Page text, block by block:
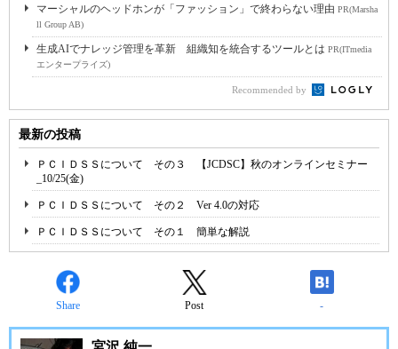
マーシャルのヘッドホンが「ファッション」で終わらない理由 PR(Marsha
ll Group AB)
生成AIでナレッジ管理を革新 組織知を統合するツールとは PR(ITmedia
エンタープライズ)
Recommended by
最新の投稿
ＰＣＩＤＳＳについて その３ 【JCDSC】秋のオンラインセミナー
_10/25(金)
ＰＣＩＤＳＳについて その２ Ver 4.0の対応
ＰＣＩＤＳＳについて その１ 簡単な解説
Share Post -